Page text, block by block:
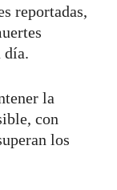
reportadas,
día.
la
con
los